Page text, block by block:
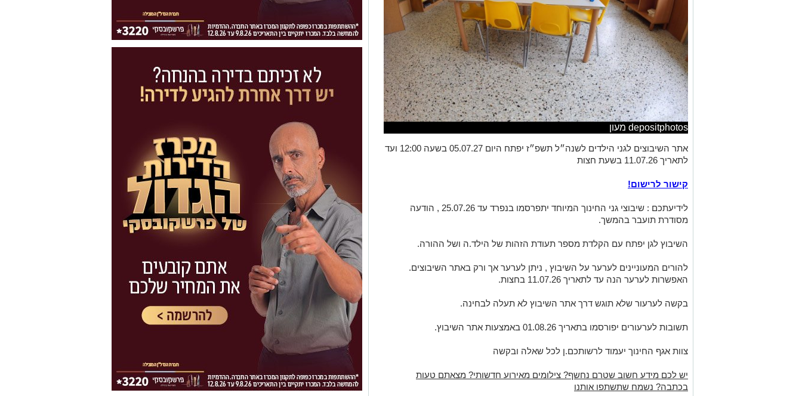
depositphotos מעון
אתר השיבוצים לגני הילדים לשנה״ל תשפ״ז יפתח היום 05.07.27 בשעה 12:00 ועד
לתאריך 11.07.26 בשעת חצות
קישור לרישום!
לידיעתכם : שיבוצי גני החינוך המיוחד יתפרסמו בנפרד עד 25.07.26 , הודעה
מסודרת תועבר בהמשך.
השיבוץ לגן יפתח עם הקלדת מספר תעודת הזהות של הילד.ה ושל ההורה.
להורים המעוניינים לערער על השיבוץ , ניתן לערער אך ורק באתר השיבוצים.
האפשרות לערער הנה עד לתאריך 11.07.26 בחצות.
בקשה לערעור שלא תוגש דרך אתר השיבוץ לא תעלה לבחינה.
תשובות לערעורים יפורסמו בתאריך 01.08.26 באמצעות אתר השיבוץ.
צוות אגף החינוך יעמוד לרשותכם.ן לכל שאלה ובקשה
יש לכם מידע חשוב שטרם נחשף? צילומים מאירוע חדשותי? מצאתם טעות
בכתבה? נשמח שתשתפו אותנו